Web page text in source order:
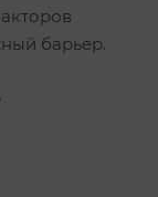
барьер.